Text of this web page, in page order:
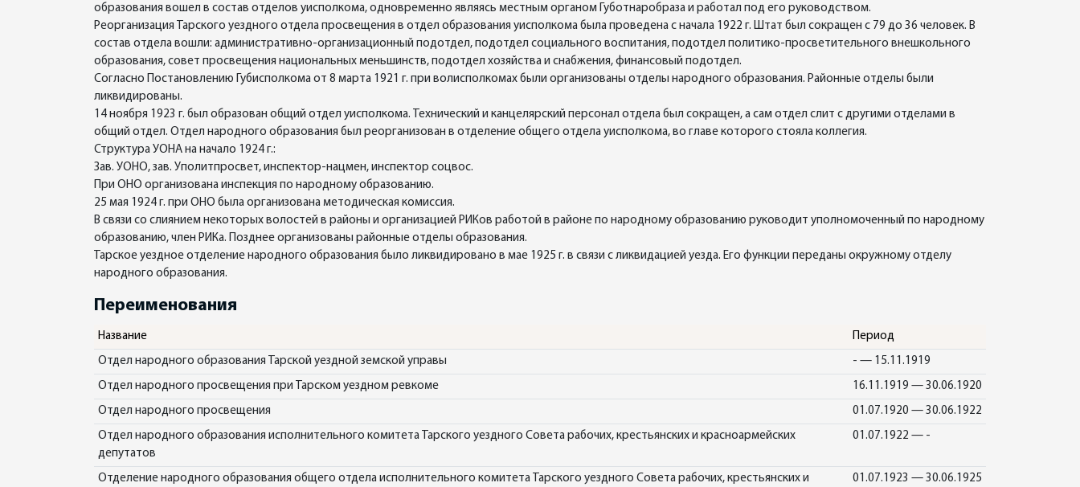
образования вошел в состав отделов уисполкома, одновременно являясь местным органом Губотнаробраза и работал под его руководством.
Реорганизация Тарского уездного отдела просвещения в отдел образования уисполкома была проведена с начала 1922 г. Штат был сокращен с 79 до 36 человек. В
состав отдела вошли: административно-организационный подотдел, подотдел социального воспитания, подотдел политико-просветительного внешкольного
образования, совет просвещения национальных меньшинств, подотдел хозяйства и снабжения, финансовый подотдел.
Согласно Постановлению Губисполкома от 8 марта 1921 г. при волисполкомах были организованы отделы народного образования. Районные отделы были
ликвидированы.
14 ноября 1923 г. был образован общий отдел уисполкома. Технический и канцелярский персонал отдела был сокращен, а сам отдел слит с другими отделами в
общий отдел. Отдел народного образования был реорганизован в отделение общего отдела уисполкома, во главе которого стояла коллегия.
Структура УОНА на начало 1924 г.:
Зав. УОНО, зав. Уполитпросвет, инспектор-нацмен, инспектор соцвос.
При ОНО организована инспекция по народному образованию.
25 мая 1924 г. при ОНО была организована методическая комиссия.
В связи со слиянием некоторых волостей в районы и организацией РИКов работой в районе по народному образованию руководит уполномоченный по народному
образованию, член РИКа. Позднее организованы районные отделы образования.
Тарское уездное отделение народного образования было ликвидировано в мае 1925 г. в связи с ликвидацией уезда. Его функции переданы окружному отделу
народного образования.
Переименования
Название Период
Отдел народного образования Тарской уездной земской управы - — 15.11.1919
Отдел народного просвещения при Тарском уездном ревкоме 16.11.1919 — 30.06.1920
Отдел народного просвещения 01.07.1920 — 30.06.1922
Отдел народного образования исполнительного комитета Тарского уездного Совета рабочих, крестьянских и красноармейских
депутатов
01.07.1922 — -
Отделение народного образования общего отдела исполнительного комитета Тарского уездного Совета рабочих, крестьянских и
01.07.1923 — 30.06.1925